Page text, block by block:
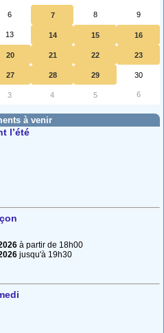
6 7 8 9
13 14 15 16
20 21 22 23
27 28 29 30
3 4 5 6
à venir
l’été
à partir de 18h00
jusqu'à 19h30